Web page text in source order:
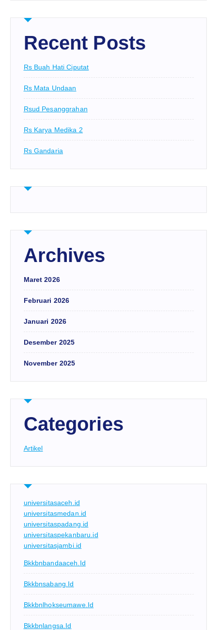
Recent Posts
Rs Buah Hati Ciputat
Rs Mata Undaan
Rsud Pesanggrahan
Rs Karya Medika 2
Rs Gandaria
Archives
Maret 2026
Februari 2026
Januari 2026
Desember 2025
November 2025
Categories
Artikel
universitasaceh.id
universitasmedan.id
universitaspadang.id
universitaspekanbaru.id
universitasjambi.id
Bkkbnbandaaceh.id
Bkkbnsabang.id
Bkkbnlhokseumawe.id
Bkkbnlangsa.id